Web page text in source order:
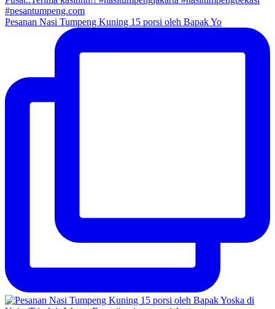
Pesanan Nasi Tumpeng Kuning 15 porsi oleh Bapak Yo